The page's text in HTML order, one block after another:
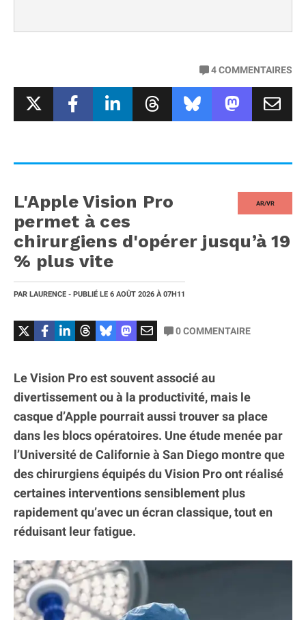
4COMMENTAIRES
AR/VR
L'Apple Vision Pro
permet à ces
chirurgiens d'opérer jusqu’à 19
% plus vite
PAR LAURENCE - PUBLIÉ LE 6 AOÛT 2026 À 07H11
0COMMENTAIRE
Le Vision Pro est souvent associé au
divertissement ou à la productivité, mais le
casque d’Apple pourrait aussi trouver sa place
dans les blocs opératoires. Une étude menée par
l’Université de Californie à San Diego montre que
des chirurgiens équipés du Vision Pro ont réalisé
certaines interventions sensiblement plus
rapidement qu’avec un écran classique, tout en
réduisant leur fatigue.